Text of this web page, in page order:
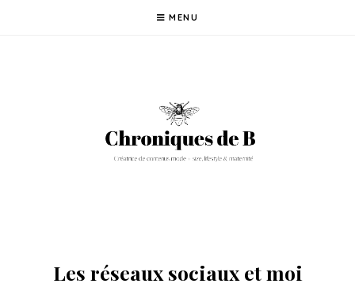
MENU
Les réseaux sociaux et moi